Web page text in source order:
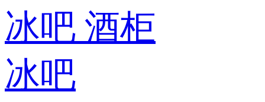
冰吧 酒柜
冰吧